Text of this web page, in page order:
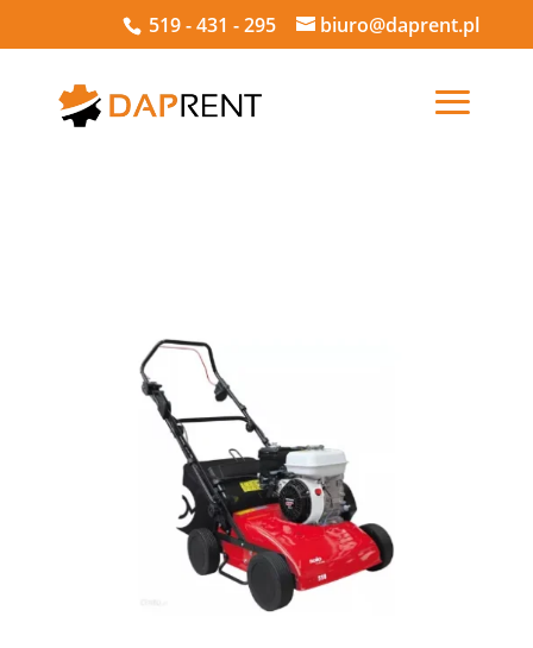
519 - 431 - 295 biuro@daprent.pl